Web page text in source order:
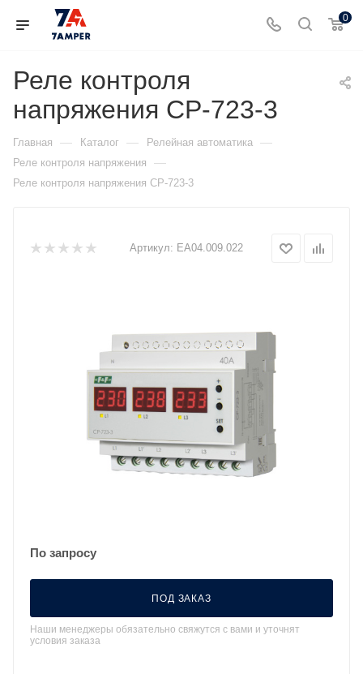
0
Реле контроля
напряжения CP-723-3
Главная — Каталог — Релейная автоматика —
Реле контроля напряжения —
Реле контроля напряжения CP-723-3
Артикул: EA04.009.022
По запросу
ПОД ЗАКАЗ
Наши менеджеры обязательно свяжутся с вами и уточнят
условия заказа